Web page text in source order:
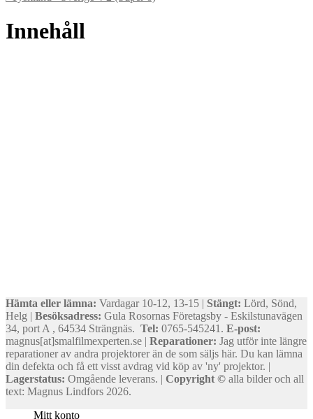
Innehåll
Hämta eller lämna: Vardagar 10-12, 13-15 | Stängt: Lörd, Sönd,
Helg | Besöksadress: Gula Rosornas Företagsby - Eskilstunavägen
34, port A , 64534 Strängnäs. Tel: 0765-545241. E-post:
magnus[at]smalfilmexperten.se | Reparationer: Jag utför inte längre
reparationer av andra projektorer än de som säljs här. Du kan lämna
din defekta och få ett visst avdrag vid köp av 'ny' projektor. |
Lagerstatus: Omgående leverans. | Copyright © alla bilder och all
text: Magnus Lindfors 2026.
Mitt konto